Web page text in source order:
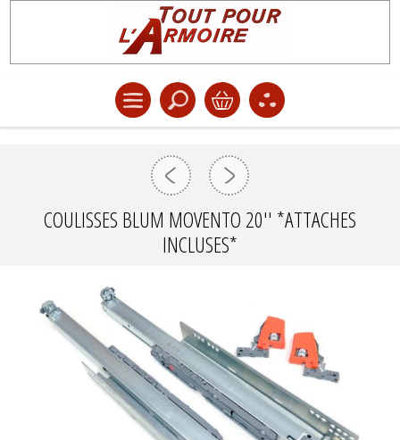
COULISSES BLUM MOVENTO 20'' *ATTACHES
INCLUSES*